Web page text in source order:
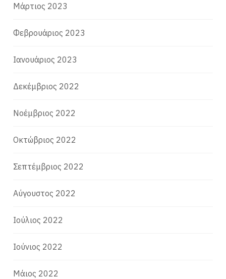
Μάρτιος 2023
Φεβρουάριος 2023
Ιανουάριος 2023
Δεκέμβριος 2022
Νοέμβριος 2022
Οκτώβριος 2022
Σεπτέμβριος 2022
Αύγουστος 2022
Ιούλιος 2022
Ιούνιος 2022
Μάιος 2022